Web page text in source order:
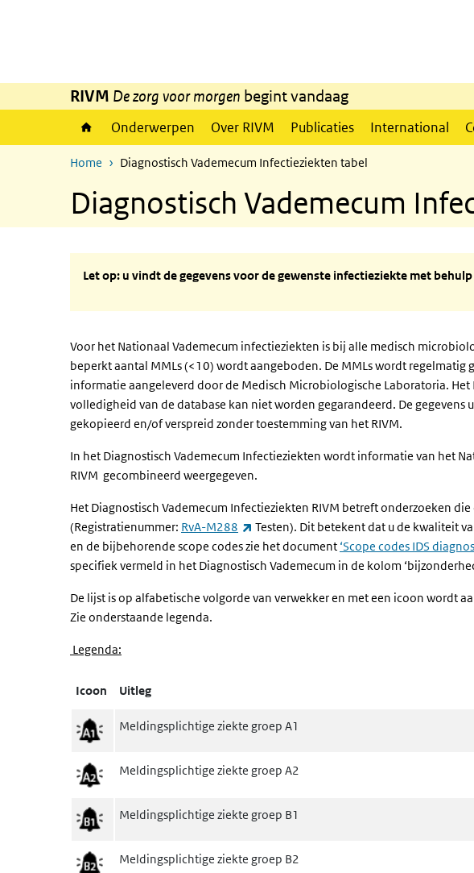
RIVM De zorg voor morgen begint vandaag
Onderwerpen Over RIVM Publicaties International
Home Diagnostisch Vademecum Infectieziekten tabel
Diagnostisch Vademecum
Let op: u vindt de gegevens voor de gewenste infectieziekte met
Voor het Nationaal Vademecum infectieziekten is bij alle medisch
beperkt aantal MMLs (<10) wordt aangeboden. De MMLs wordt
informatie aangeleverd door de Medisch Microbiologische Laboratoria.
volledigheid van de database kan niet worden gegarandeerd. De
gekopieerd en/of verspreid zonder toestemming van het RIVM.
In het Diagnostisch Vademecum Infectieziekten wordt informatie van het
RIVM gecombineerd weergegeven.
Het Diagnostisch Vademecum Infectieziekten RIVM betreft onderzoeken
(Registratienummer: RvA-M288 (externe link)
Testen). Dit betekent dat u de kwaliteit
en de bijbehorende scope codes zie het document ‘Scope codes IDS
specifiek vermeld in het Diagnostisch Vademecum in de kolom
De lijst is op alfabetische volgorde van verwekker en met een icoon wordt
Zie onderstaande legenda.
Legenda:
Icoon Uitleg
Meldingsplichtige ziekte groep A1
Meldingsplichtige ziekte groep A2
Meldingsplichtige ziekte groep B1
Meldingsplichtige ziekte groep B2